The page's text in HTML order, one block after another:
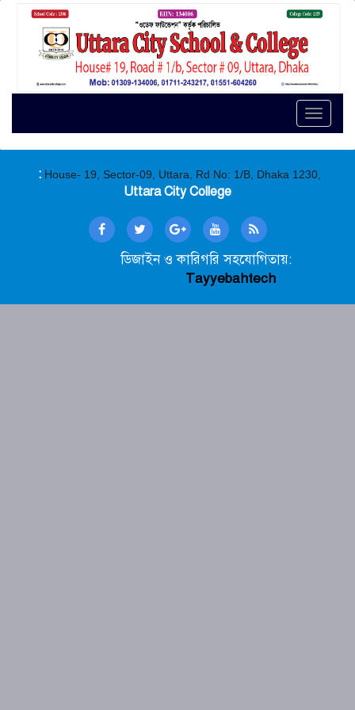
Toggle
: House- 19, Sector-09, Uttara, Rd No: 1/B, Dhaka 1230,
Uttara City College
ডিজাইন ও কারিগরি সহযোগিতায়:
Tayyebahtech